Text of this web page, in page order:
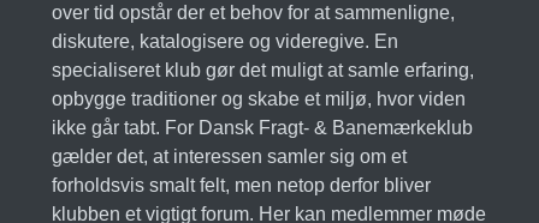
over tid opstår der et behov for at sammenligne,
diskutere, katalogisere og videregive. En
specialiseret klub gør det muligt at samle erfaring,
opbygge traditioner og skabe et miljø, hvor viden
ikke går tabt. For Dansk Fragt- & Banemærkeklub
gælder det, at interessen samler sig om et
forholdsvis smalt felt, men netop derfor bliver
klubben et vigtigt forum. Her kan medlemmer møde